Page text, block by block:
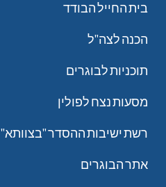
בית החייל הבודד
הכנה לצה"ל
תוכניות לבוגרים
מסעות נצח לפולין
רשת ישיבות ההסדר "בצוותא"
אתר הבוגרים